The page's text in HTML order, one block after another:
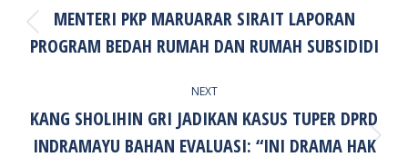
Previous
post:
MENTERI PKP MARUARAR SIRAIT LAPORAN
PROGRAM BEDAH RUMAH DAN RUMAH SUBSIDIDI
NEXT
Next
KANG SHOLIHIN GRI JADIKAN KASUS TUPER DPRD
INDRAMAYU BAHAN EVALUASI: “INI DRAMA HAK